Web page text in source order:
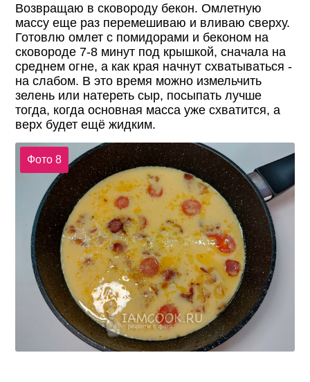
Возвращаю в сковороду бекон. Омлетную
массу еще раз перемешиваю и вливаю сверху.
Готовлю омлет с помидорами и беконом на
сковороде 7-8 минут под крышкой, сначала на
среднем огне, а как края начнут схватываться -
на слабом. В это время можно измельчить
зелень или натереть сыр, посыпать лучше
тогда, когда основная масса уже схватится, а
верх будет ещё жидким.
Фото 8